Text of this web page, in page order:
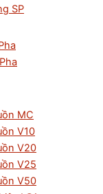
SP
MC
V10
V20
V25
V50